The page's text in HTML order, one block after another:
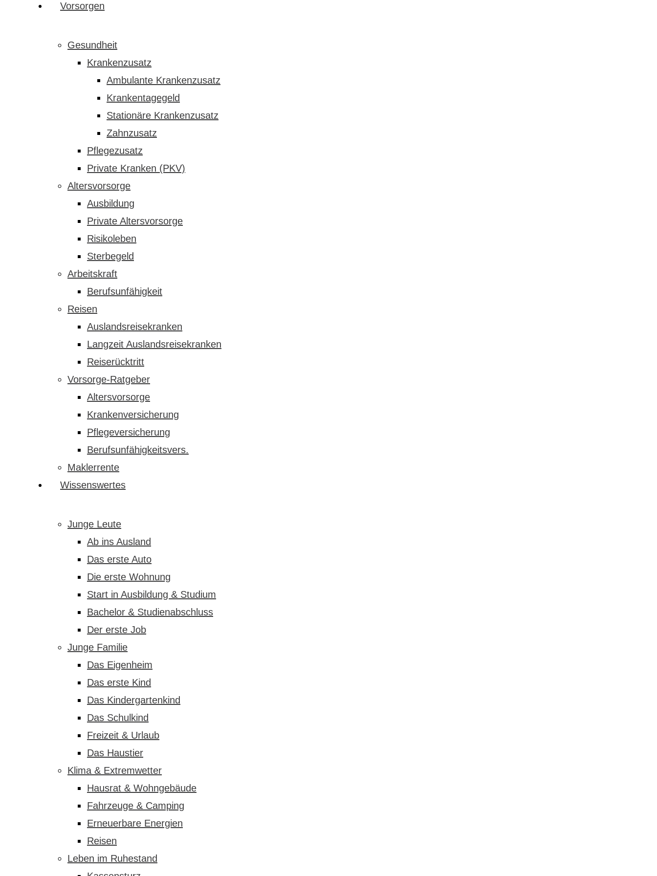
Vorsorgen
Gesundheit
Krankenzusatz
Ambulante Krankenzusatz
Krankentagegeld
Stationäre Krankenzusatz
Zahnzusatz
Pflegezusatz
Private Kranken (PKV)
Altersvorsorge
Ausbildung
Private Altersvorsorge
Risikoleben
Sterbegeld
Arbeitskraft
Berufsunfähigkeit
Reisen
Auslandsreisekranken
Langzeit Auslandsreisekranken
Reiserücktritt
Vorsorge-Ratgeber
Altersvorsorge
Krankenversicherung
Pflegeversicherung
Berufsunfähigkeitsvers.
Maklerrente
Wissenswertes
Junge Leute
Ab ins Ausland
Das erste Auto
Die erste Wohnung
Start in Ausbildung & Studium
Bachelor & Studienabschluss
Der erste Job
Junge Familie
Das Eigenheim
Das erste Kind
Das Kindergartenkind
Das Schulkind
Freizeit & Urlaub
Das Haustier
Klima & Extremwetter
Hausrat & Wohngebäude
Fahrzeuge & Camping
Erneuerbare Energien
Reisen
Leben im Ruhestand